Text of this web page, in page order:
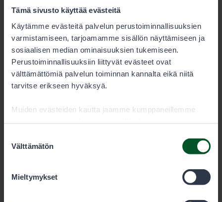
Tämä sivusto käyttää evästeitä
Käytämme evästeitä palvelun perustoiminnallisuuksien
varmistamiseen, tarjoamamme sisällön näyttämiseen ja
sosiaalisen median ominaisuuksien tukemiseen.
Perustoiminnallisuuksiin liittyvät evästeet ovat
välttämättömiä palvelun toiminnan kannalta eikä niitä
tarvitse erikseen hyväksyä.
Muiden evästeiden kautta jaamme kumppaneillemme
tietoihin, joita olet antanut heille tai joita on kerätty, kun
olet käyttänyt heidän palvelujaan. Voit sallia haluamasi
valinta
Välttämätön
Mieltymykset
2620-posio_kartta.pdf
7.3 MB
Lataa